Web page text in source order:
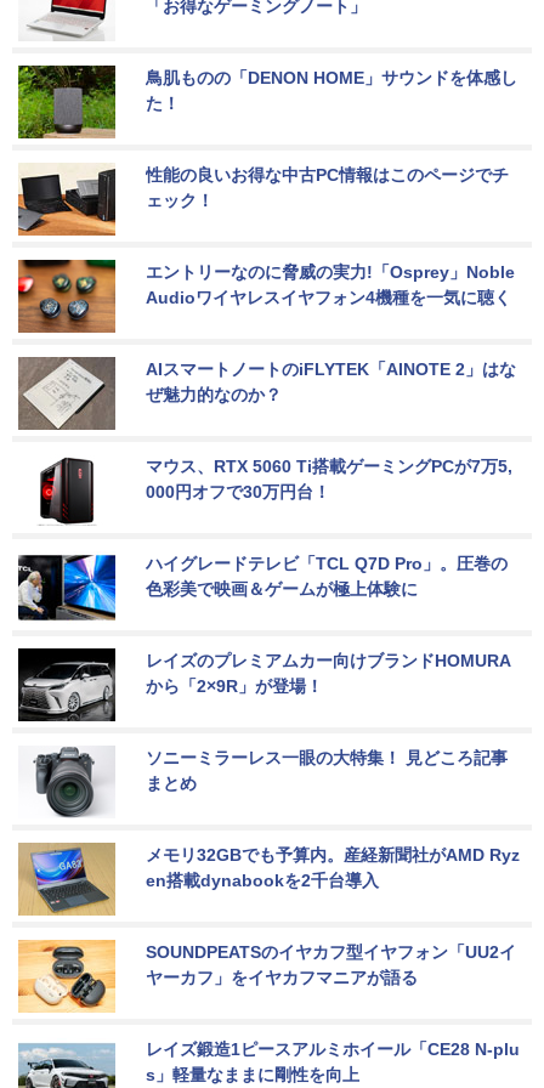
「お得なゲーミングノート」
鳥肌ものの「DENON HOME」サウンドを体感し
た！
性能の良いお得な中古PC情報はこのページでチ
ェック！
エントリーなのに脅威の実力!「Osprey」Noble
Audioワイヤレスイヤフォン4機種を一気に聴く
AIスマートノートのiFLYTEK「AINOTE 2」はな
ぜ魅力的なのか？
マウス、RTX 5060 Ti搭載ゲーミングPCが7万5,
000円オフで30万円台！
ハイグレードテレビ「TCL Q7D Pro」。圧巻の
色彩美で映画＆ゲームが極上体験に
レイズのプレミアムカー向けブランドHOMURA
から「2×9R」が登場！
ソニーミラーレス一眼の大特集！ 見どころ記事
まとめ
メモリ32GBでも予算内。産経新聞社がAMD Ryz
en搭載dynabookを2千台導入
SOUNDPEATSのイヤカフ型イヤフォン「UU2イ
ヤーカフ」をイヤカフマニアが語る
レイズ鍛造1ピースアルミホイール「CE28 N-plu
s」軽量なままに剛性を向上